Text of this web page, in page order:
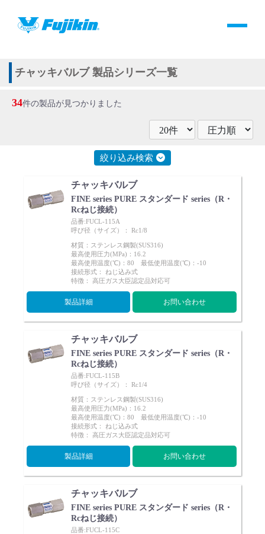
製品情報
バルブ・継手・システムを探す
サポート
よくあるご質問(FAQ)・用語集
Cv値・流量計算ツール
製品動画一覧
バルブと継手のきほん
説明会・講習会
会社情報
Corporate Blog
採用情報
チャッキバルブ 製品シリーズ一覧
34件の製品が見つかりました
絞り込み検索
チャッキバルブ
FINE series PURE スタンダード series（R・
Rcねじ接続）
品番:FUCL-115A
呼び径（サイズ）： Rc1/8
材質：ステンレス鋼製(SUS316)
最高使用圧力(MPa)：16.2
最高使用温度(℃)：80 最低使用温度(℃)：-10
接続形式： ねじ込み式
特徴： 高圧ガス大臣認定品対応可
製品詳細 お問い合わせ
チャッキバルブ
FINE series PURE スタンダード series（R・
Rcねじ接続）
品番:FUCL-115B
呼び径（サイズ）： Rc1/4
材質：ステンレス鋼製(SUS316)
最高使用圧力(MPa)：16.2
最高使用温度(℃)：80 最低使用温度(℃)：-10
接続形式： ねじ込み式
特徴： 高圧ガス大臣認定品対応可
製品詳細 お問い合わせ
チャッキバルブ
FINE series PURE スタンダード series（R・
Rcねじ接続）
品番:FUCL-115C